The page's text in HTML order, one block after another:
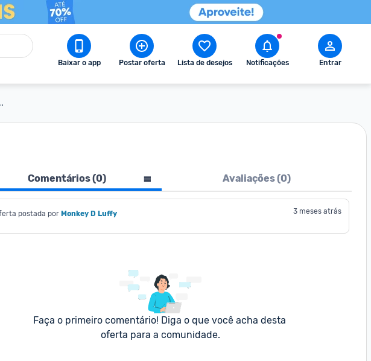
Baixar o app Postar oferta Lista de desejos Notificações Entrar
Comentários (0) Avaliações (0)
postada por Monkey D Luffy 3 meses atrás
Faça o primeiro comentário! Diga o que você acha desta
oferta para a comunidade.